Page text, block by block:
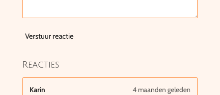
Verstuur reactie
Reacties
Karin
4 maanden geleden